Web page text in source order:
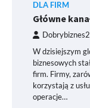
DLA FIRM
Główne
W dzisiejszym
biznesowych
firm. Firmy,
korzystają z
operacje…